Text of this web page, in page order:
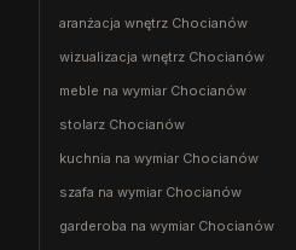
aranżacja wnętrz Chocianów
wizualizacja wnętrz Chocianów
meble na wymiar Chocianów
stolarz Chocianów
kuchnia na wymiar Chocianów
szafa na wymiar Chocianów
garderoba na wymiar Chocianów